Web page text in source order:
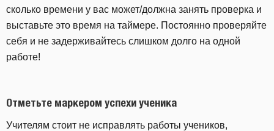
сколько времени у вас может/должна занять проверка и
выставьте это время на таймере. Постоянно проверяйте
себя и не задерживайтесь слишком долго на одной
работе!
Отметьте маркером успехи ученика
Учителям стоит не исправлять работы учеников,